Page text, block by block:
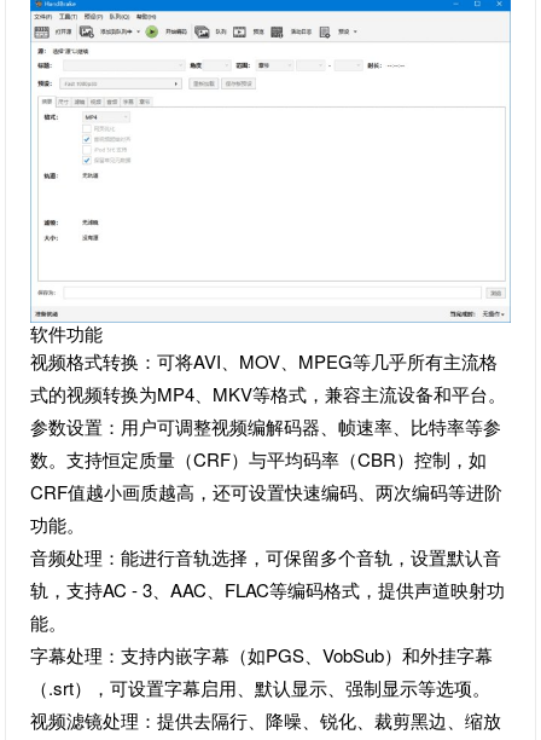
软件功能
视频格式转换：可将AVI、MOV、MPEG等几乎所有主流格
式的视频转换为MP4、MKV等格式，兼容主流设备和平台。
参数设置：用户可调整视频编解码器、帧速率、比特率等参
数。支持恒定质量（CRF）与平均码率（CBR）控制，如
CRF值越小画质越高，还可设置快速编码、两次编码等进阶
功能。
音频处理：能进行音轨选择，可保留多个音轨，设置默认音
轨，支持AC - 3、AAC、FLAC等编码格式，提供声道映射功
能。
字幕处理：支持内嵌字幕（如PGS、VobSub）和外挂字幕
（.srt），可设置字幕启用、默认显示、强制显示等选项。
视频滤镜处理：提供去隔行、降噪、锐化、裁剪黑边、缩放